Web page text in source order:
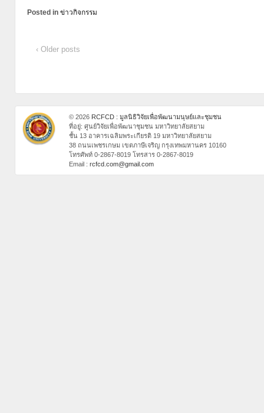
Posted in ข่าวกิจกรรม
‹ Older posts
© 2026RCFCD : มูลนิธิวิจัยเพื่อพัฒนามนุษย์และชุมชน
ที่อยู่: ศูนย์วิจัยเพื่อพัฒนาชุมชน มหาวิทยาลัยสยาม
ชั้น 13 อาคารเฉลิมพระเกียรติ 19 มหาวิทยาลัยสยาม
38 ถนนเพชรเกษม เขตภาษีเจริญ กรุงเทพมหานคร 10160
โทรศัพท์ 0-2867-8019 โทรสาร 0-2867-8019
Email : rcfcd.com@gmail.com